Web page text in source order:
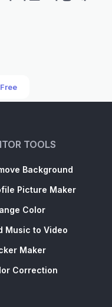
TOOLS
Background
Picture Maker
Color
Music to Video
Maker
Correction